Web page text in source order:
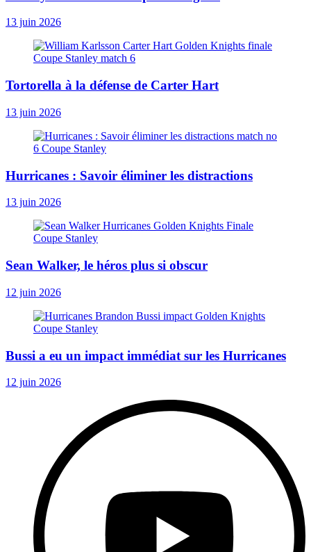
13 juin 2026
Tortorella à la défense de Carter Hart
13 juin 2026
Hurricanes : Savoir éliminer les distractions
13 juin 2026
Sean Walker, le héros plus si obscur
12 juin 2026
Bussi a eu un impact immédiat sur les Hurricanes
12 juin 2026